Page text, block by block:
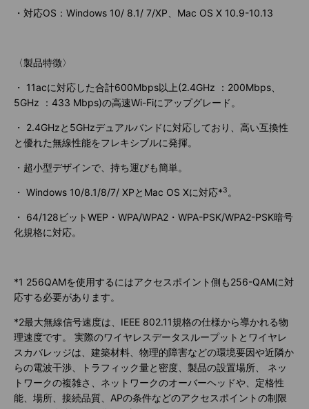
・対応OS：Windows 10/ 8.1/ 7/XP、Mac OS X 10.9-10.13
〈製品特徴〉
・ 11acに対応した合計600Mbps以上(2.4GHz ：200Mbps、
5GHz ：433 Mbps)の高速Wi-Fiにアップグレード。
・ 2.4GHzと5GHzデュアルバンドに対応しており、高い互換性
と優れた無線性能をフレキシブルに発揮。
・超小型デザインで、持ち運びも簡単。
・ Windows 10/8.1/8/7/ XPとMac OS Xに対応*3 。
・ 64/128ビットWEP・WPA/WPA2・WPA-PSK/WPA2-PSK暗号
化規格に対応。
*1 256QAMを使用するにはアクセスポイント側も256-QAMに対
応する必要があります。
*2最大無線信号速度は、IEEE 802.11規格の仕様から導かれる物
理速度です。 実際のワイヤレスデータスループットとワイヤレ
スカバレッジは、建築材料、物理的障害などの環境要因や近隣か
らの電波干渉、トラフィック量と密度、製品の設置場所、 ネッ
トワークの複雑さ、ネットワークのオーバーヘッドや、定格性
能、場所、接続品質、APの条件などのアクセスポイントの制限